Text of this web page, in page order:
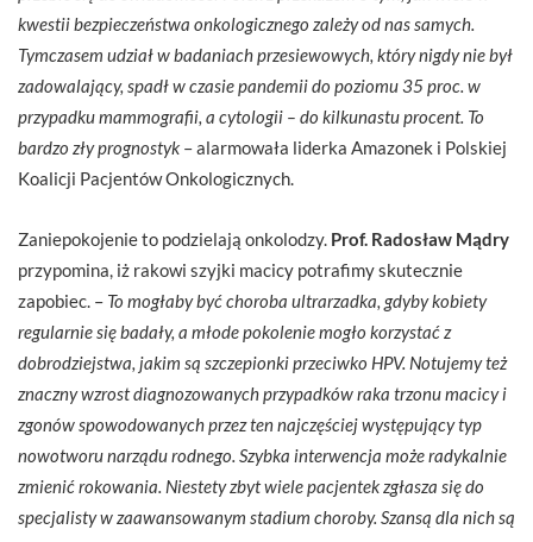
kwestii bezpieczeństwa onkologicznego zależy od nas samych.
Tymczasem udział w badaniach przesiewowych, który nigdy nie był
zadowalający, spadł w czasie pandemii do poziomu 35 proc. w
przypadku mammografii, a cytologii – do kilkunastu procent. To
bardzo zły prognostyk – alarmowała liderka Amazonek i Polskiej
Koalicji Pacjentów Onkologicznych.
Zaniepokojenie to podzielają onkolodzy. Prof. Radosław Mądry
przypomina, iż rakowi szyjki macicy potrafimy skutecznie
zapobiec. – To mogłaby być choroba ultrarzadka, gdyby kobiety
regularnie się badały, a młode pokolenie mogło korzystać z
dobrodziejstwa, jakim są szczepionki przeciwko HPV. Notujemy też
znaczny wzrost diagnozowanych przypadków raka trzonu macicy i
zgonów spowodowanych przez ten najczęściej występujący typ
nowotworu narządu rodnego. Szybka interwencja może radykalnie
zmienić rokowania. Niestety zbyt wiele pacjentek zgłasza się do
specjalisty w zaawansowanym stadium choroby. Szansą dla nich są